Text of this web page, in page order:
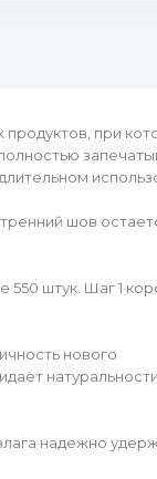
продуктов, при
шов
штук. Шаг 1
нового
надежно